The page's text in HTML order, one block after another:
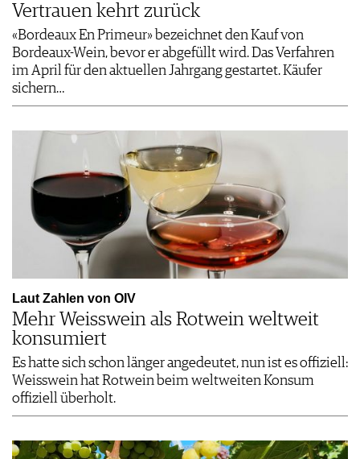
Vertrauen kehrt zurück
«Bordeaux En Primeur» bezeichnet den Kauf von
Bordeaux-Wein, bevor er abgefüllt wird. Das Verfahren
im April für den aktuellen Jahrgang gestartet. Käufer
sichern…
Laut Zahlen von OIV
Mehr Weisswein als Rotwein weltweit
konsumiert
Es hatte sich schon länger angedeutet, nun ist es offiziell:
Weisswein hat Rotwein beim weltweiten Konsum
offiziell überholt.